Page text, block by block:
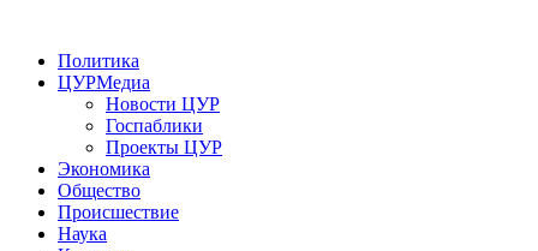
Политика
ЦУРМедиа
Новости ЦУР
Госпаблики
Проекты ЦУР
Экономика
Общество
Происшествие
Наука